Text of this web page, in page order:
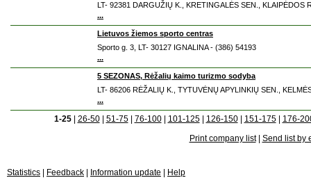
LT- 92381 DARGUŽIŲ K., KRETINGALĖS SEN., KLAIPĖDOS
...
Lietuvos žiemos sporto centras
Sporto g. 3, LT- 30127 IGNALINA - (386) 54193
...
5 SEZONAS, Rėžalių kaimo turizmo sodyba
LT- 86206 RĖŽALIŲ K., TYTUVĖNŲ APYLINKIŲ SEN.,
...
1-25| 26-50| 51-75| 76-100| 101-125| 126-150| 151-175|
176-
Print company list| Send list by
Statistics Feedback Information update Help